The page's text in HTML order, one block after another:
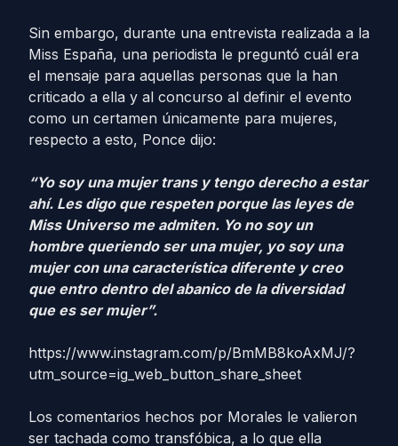
Sin embargo, durante una entrevista realizada a la
Miss España, una periodista le preguntó cuál era
el mensaje para aquellas personas que la han
criticado a ella y al concurso al definir el evento
como un certamen únicamente para mujeres,
respecto a esto, Ponce dijo:
“Yo soy una mujer trans y tengo derecho a estar
ahí. Les digo que respeten porque las leyes de
Miss Universo me admiten. Yo no soy un
hombre queriendo ser una mujer, yo soy una
mujer con una característica diferente y creo
que entro dentro del abanico de la diversidad
que es ser mujer”.
https://www.instagram.com/p/BmMB8koAxMJ/?
utm_source=ig_web_button_share_sheet
Los comentarios hechos por Morales le valieron
ser tachada como transfóbica, a lo que ella